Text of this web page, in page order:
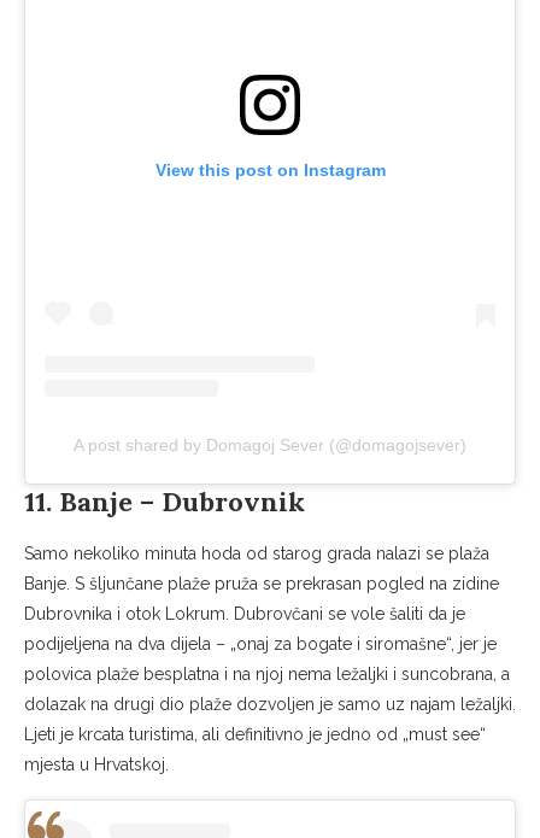
View this post on Instagram
A post shared by Domagoj Sever (@domagojsever)
11. Banje – Dubrovnik
Samo nekoliko minuta hoda od starog grada nalazi se plaža
Banje. S šljunčane plaže pruža se prekrasan pogled na zidine
Dubrovnika i otok Lokrum. Dubrovčani se vole šaliti da je
podijeljena na dva dijela – „onaj za bogate i siromašne“, jer je
polovica plaže besplatna i na njoj nema ležaljki i suncobrana, a
dolazak na drugi dio plaže dozvoljen je samo uz najam ležaljki.
Ljeti je krcata turistima, ali definitivno je jedno od „must see“
mjesta u Hrvatskoj.